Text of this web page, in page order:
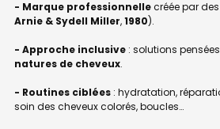
- Marque professionnellecréée par
Arnie & Sydell Miller,1980).
- Approche inclusive : solutions
natures de cheveux.
- Routines ciblées : hydratation,
soin des cheveux colorés, boucles…